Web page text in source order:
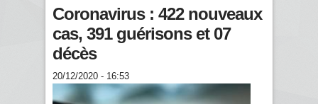
Coronavirus : 422 nouveaux
cas, 391 guérisons et 07
décès
20/12/2020 - 16:53